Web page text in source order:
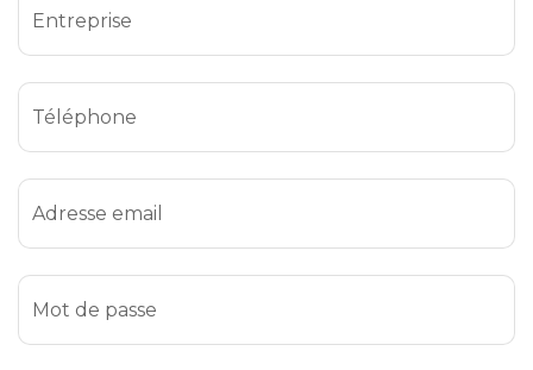
Entreprise
Téléphone
Adresse email
Mot de passe